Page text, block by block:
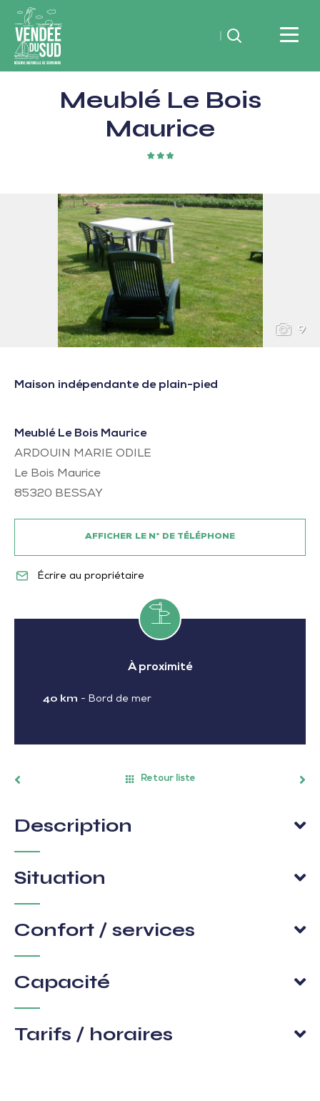
Vendée
Rechercher
Meublé Le Bois
Maurice
3
9
Maison indépendante de plain-pied
Meublé Le Bois Maurice
ARDOUIN MARIE ODILE
Le Bois Maurice
85320 BESSAY
AFFICHER LE N° DE TÉLÉPHONE
Écrire au propriétaire
À proximité
40 km - Bord de mer
Retour liste
Description
Situation
Confort / services
Capacité
Tarifs / horaires